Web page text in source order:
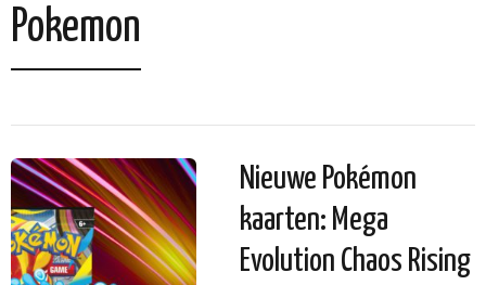
Pokemon
Nieuwe Pokémon
kaarten: Mega
Evolution Chaos Rising